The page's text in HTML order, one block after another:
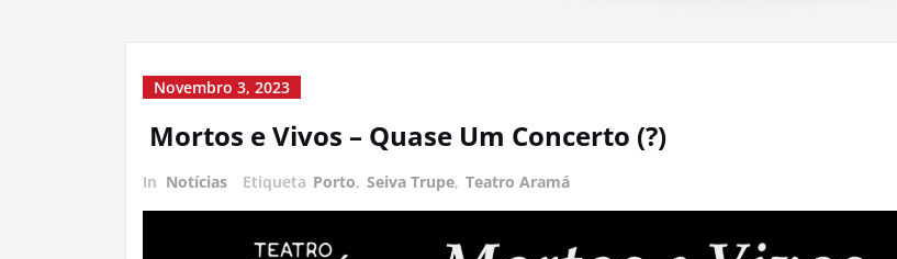
Novembro 3, 2023
Mortos e Vivos – Quase Um Concerto (?)
In Notícias Etiqueta Porto, Seiva Trupe, Teatro Aramá